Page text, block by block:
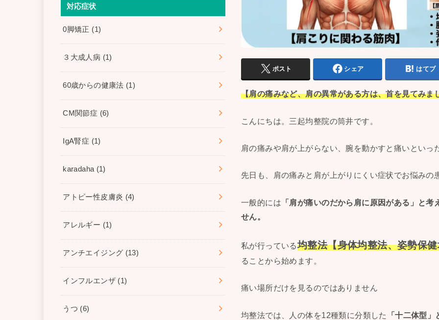
ポスト シェア はてブ
【肩の痛みなど、肩の異常がある方は、首を見てみま
こんにちは。三起均整院の筒井です。
肩の痛みや肩が上がらない、腕を動かすと痛いといっ
先日も、肩の痛みと肩が上がりにくい症状でお悩みの
一般的には 「肩が痛いのだから肩に原因がある」と
せん。
私が行っている均整法【身体均整法、姿勢保
ることから始めます。
痛い場所だけを見るのではありません
均整法では、人の体を12種類に分類した 「十二体型」
対応症状
0脚矯正 (1)
３大成人病 (1)
60歳からの健康法 (1)
CM関節症 (6)
IgA腎症 (1)
karadaha (1)
アトピー性皮膚炎 (4)
アレルギー (1)
アンチエイジング (13)
インフルエンザ (1)
うつ (6)